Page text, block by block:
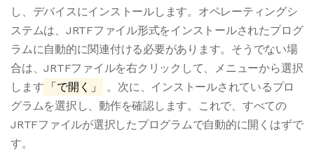
し、デバイスにインストールします。オペレーティングシ
ステムは、JRTFファイル形式をインストールされたプログ
ラムに自動的に関連付ける必要があります。そうでない場
合は、JRTFファイルを右クリックして、メニューから選択
します
「で開く」
。次に、インストールされているプロ
グラムを選択し、動作を確認します。これで、すべての
JRTFファイルが選択したプログラムで自動的に開くはずで
す。